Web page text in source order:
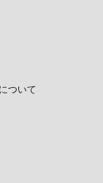
ついて